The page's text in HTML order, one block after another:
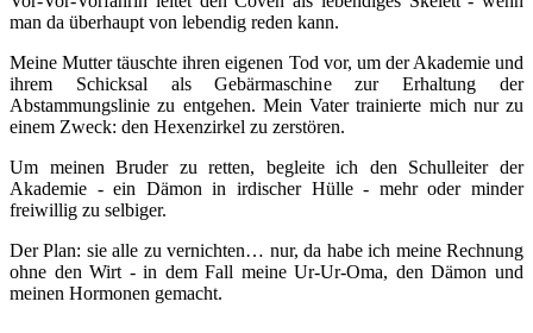
man da überhaupt von lebendig reden kann.
Meine Mutter täuschte ihren eigenen Tod vor, um der Akademie und
ihrem Schicksal als Gebärmaschine zur Erhaltung der
Abstammungslinie zu entgehen. Mein Vater trainierte mich nur zu
einem Zweck: den Hexenzirkel zu zerstören.
Um meinen Bruder zu retten, begleite ich den Schulleiter der
Akademie - ein Dämon in irdischer Hülle - mehr oder minder
freiwillig zu selbiger.
Der Plan: sie alle zu vernichten… nur, da habe ich meine Rechnung
ohne den Wirt - in dem Fall meine Ur-Ur-Oma, den Dämon und
meinen Hormonen gemacht.